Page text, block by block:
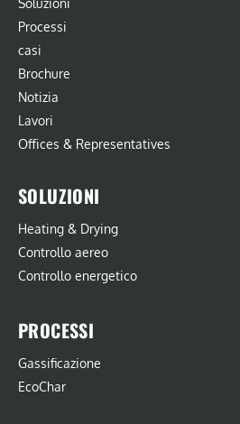
Soluzioni
Processi
casi
Brochure
Notizia
Lavori
Offices & Representatives
SOLUZIONI
Heating & Drying
Controllo aereo
Controllo energetico
PROCESSI
Gassificazione
EcoChar